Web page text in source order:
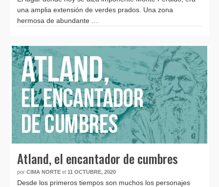
una amplia extensión de verdes prados. Una zona
hermosa de abundante …
Atland, el encantador de cumbres
por CIMA NORTE el 11 OCTUBRE, 2020
Desde los primeros tiempos son muchos los personajes